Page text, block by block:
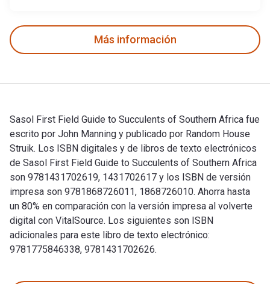
Más información
Sasol First Field Guide to Succulents of Southern Africa fue
escrito por John Manning y publicado por Random House
Struik. Los ISBN digitales y de libros de texto electrónicos
de Sasol First Field Guide to Succulents of Southern Africa
son 9781431702619, 1431702617 y los ISBN de versión
impresa son 9781868726011, 1868726010. Ahorra hasta
un 80% en comparación con la versión impresa al volverte
digital con VitalSource. Los siguientes son ISBN
adicionales para este libro de texto electrónico:
9781775846338, 9781431702626.